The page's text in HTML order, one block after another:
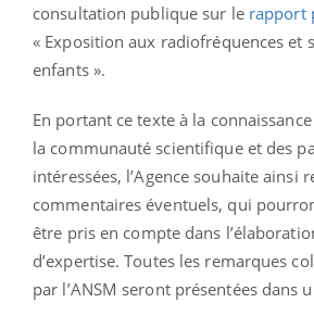
consultation publique sur le rapport
« Exposition aux radiofréquences et
enfants ».
En portant ce texte à la
la communauté scientifique et des
intéressées, l’Agence souhaite ainsi
commentaires éventuels, qui
être pris en compte dans
d’expertise. Toutes les remarques
par l’ANSM seront présentées dans